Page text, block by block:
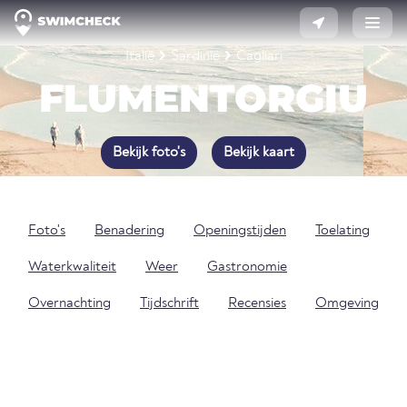
Italië Sardinië Cagliari
FLUMENTORGIU
Bekijk foto's Bekijk kaart
Foto's Benadering Openingstijden Toelating
Waterkwaliteit Weer Gastronomie
Overnachting Tijdschrift Recensies Omgeving